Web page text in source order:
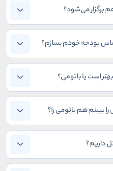
برگزار می‌شود؟
بودجه خودم بسازم؟
است یا باتومی؟
ببینم هم باتومی را؟
داریم؟